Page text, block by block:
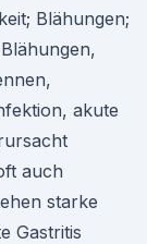
Blähungen;
akute
auch
starke
Gastritis